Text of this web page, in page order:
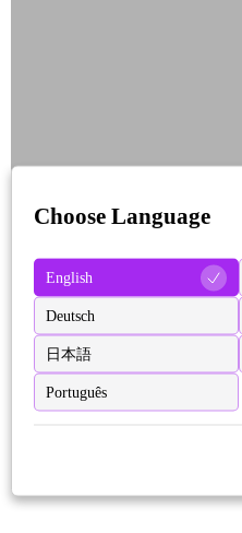
Choose Language
English
Deutsch
日本語
Português